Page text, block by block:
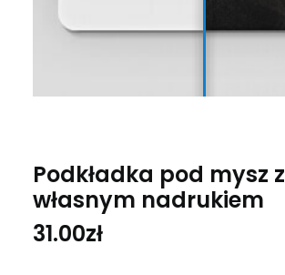
Podkładka pod mysz z
własnym nadrukiem
31.00zł